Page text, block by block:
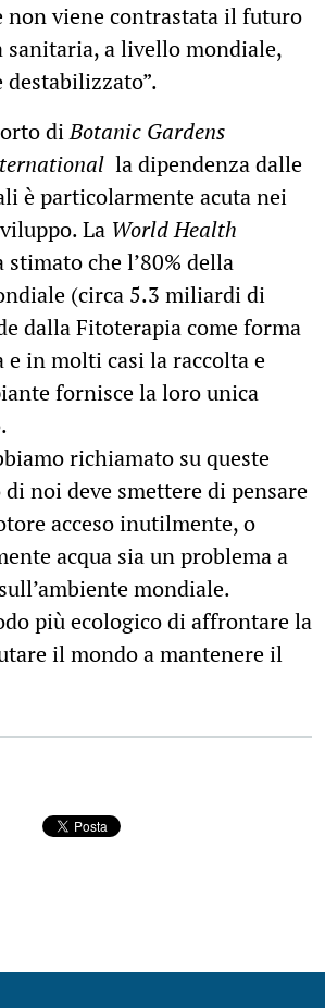
non viene contrastata il futuro
sanitaria, a livello mondiale,
destabilizzato”.
diBotanic Gardens
la dipendenza dalle
è particolarmente acuta nei
La World Health
stimato che l’80% della
(circa 5.3 miliardi di
dalla Fitoterapia come forma
in molti casi la raccolta e
fornisce la loro unica
richiamato su queste
noi deve smettere di pensare
acceso inutilmente, o
acqua sia un problema a
mondiale.
più ecologico di affrontare la
il mondo a mantenere il